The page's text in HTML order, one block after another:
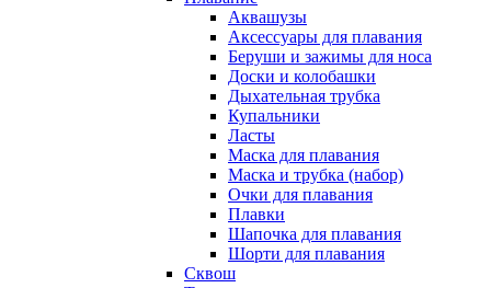
Аквашузы
Аксессуары для плавания
Беруши и зажимы для носа
Доски и колобашки
Дыхательная трубка
Купальники
Ласты
Маска для плавания
Маска и трубка (набор)
Очки для плавания
Плавки
Шапочка для плавания
Шорти для плавания
Сквош